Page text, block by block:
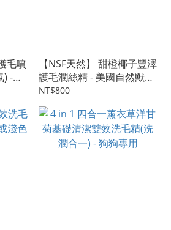
毛噴
-狗
【NSF天然】 甜橙椰子豐澤
護毛潤絲精 - 美國自然獸醫
認證 - 狗狗專用
NT$800